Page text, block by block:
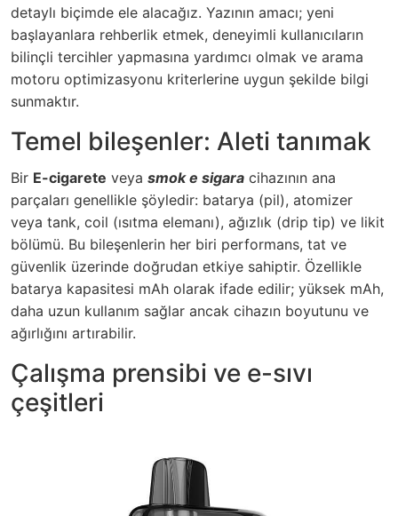
detaylı biçimde ele alacağız. Yazının amacı; yeni
başlayanlara rehberlik etmek, deneyimli kullanıcıların
bilinçli tercihler yapmasına yardımcı olmak ve arama
motoru optimizasyonu kriterlerine uygun şekilde bilgi
sunmaktır.
Temel bileşenler: Aleti tanımak
Bir E-cigarete veya smok e sigara cihazının ana
parçaları genellikle şöyledir: batarya (pil), atomizer
veya tank, coil (ısıtma elemanı), ağızlık (drip tip) ve likit
bölümü. Bu bileşenlerin her biri performans, tat ve
güvenlik üzerinde doğrudan etkiye sahiptir. Özellikle
batarya kapasitesi mAh olarak ifade edilir; yüksek mAh,
daha uzun kullanım sağlar ancak cihazın boyutunu ve
ağırlığını artırabilir.
Çalışma prensibi ve e-sıvı
çeşitleri